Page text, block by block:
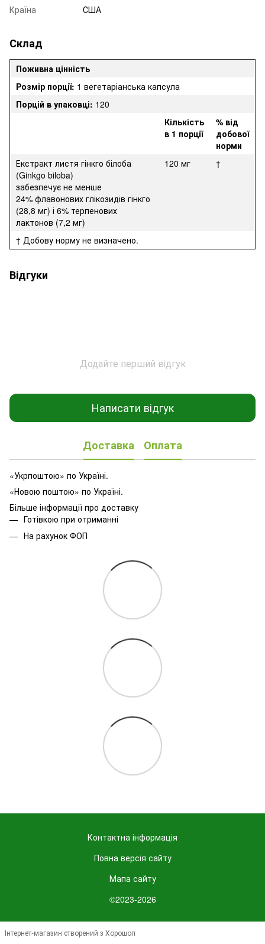
Країна
США
Склад
Поживна цінність
Розмір порції: 1 вегетаріанська капсула
Порцій в упаковці: 120
Кількість
в 1 порції
% від
добової
норми
Екстракт листя гінкго білоба
(Ginkgo biloba)
забезпечує не менше
24% флавонових глікозидів гінкго
(28,8 мг) і 6% терпенових
лактонов (7,2 мг)
120 мг †
† Добову норму не визначено.
Відгуки
Додайте перший відгук
Написати відгук
Доставка Оплата
«Укрпоштою» по Україні.
«Новою поштою» по Україні.
Більше інформації про доставку
Готівкою при отриманні
На рахунок ФОП
Контактна інформація
Повна версія сайту
Мапа сайту
©2023-2026
Інтернет-магазин створений з Хорошоп